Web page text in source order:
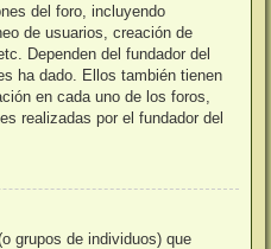
del foro, incluyendo
de usuarios, creación de
Dependen del fundador del
ha dado. Ellos también tienen
en cada uno de los foros,
realizadas por el fundador del
grupos de individuos) que